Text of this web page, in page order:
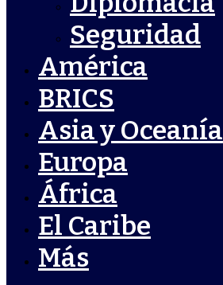
Seguridad
América
BRICS
Asia y Oceanía
Europa
África
El Caribe
Más